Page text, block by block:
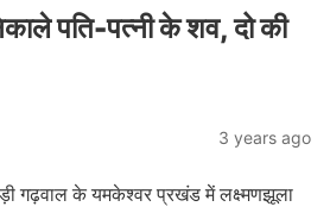
पति-पत्नी के शव, दो की
3 years ago
गढ़वाल के यमकेश्वर प्रखंड में लक्ष्मणझूला